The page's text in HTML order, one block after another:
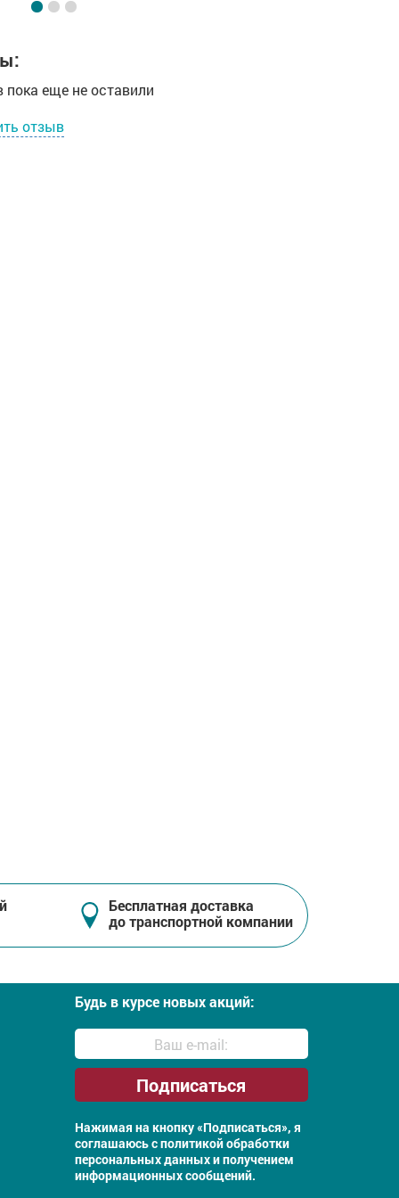
пока еще не оставили
отзыв
Бесплатная доставка
до транспортной компании
Будь в курсе новых акций:
Нажимая на кнопку «Подписаться», я
соглашаюсь сполитикой обработки
персональных данных и получением
информационных сообщений.